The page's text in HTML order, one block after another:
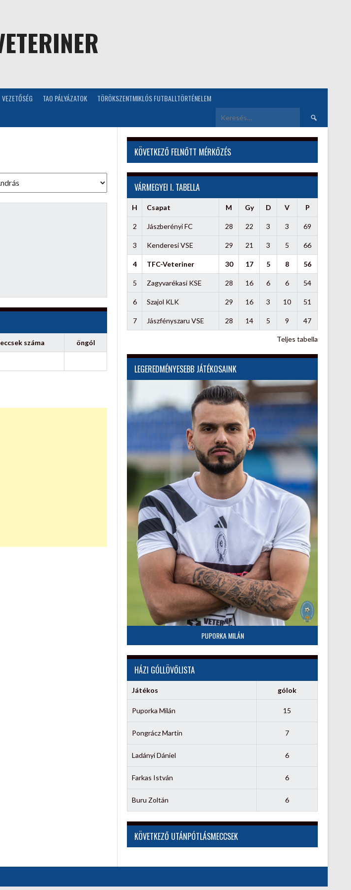
VEZETŐSÉG TAO PÁLYÁZATOK TÖRÖKSZENTMIKLÓS FUTBALLTÖRTÉNELEM
Keresés:
száma öngól
KÖVETKEZŐ FELNŐTT MÉRKŐZÉS
VÁRMEGYEI I. TABELLA
H Csapat M Gy D V P
2 Jászberényi FC 28 22 3 3 69
3 Kenderesi VSE 29 21 3 5 66
4 TFC-Veteriner 30 17 5 8 56
5 Zagyvarékasi KSE 28 16 6 6 54
6 Szajol KLK 29 16 3 10 51
7 Jászfényszaru VSE 28 14 5 9 47
Teljes tabella
LEGEREDMÉNYESEBB JÁTÉKOSAINK
PUPORKA MILÁN
HÁZI GÓLLÖVŐLISTA
Játékos gólok
Puporka Milán 15
Pongrácz Martin 7
Ladányi Dániel 6
Farkas István 6
Buru Zoltán 6
KÖVETKEZŐ UTÁNPÓTLÁSMECCSEK